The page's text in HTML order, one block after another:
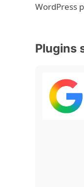
WordPress
Plugins